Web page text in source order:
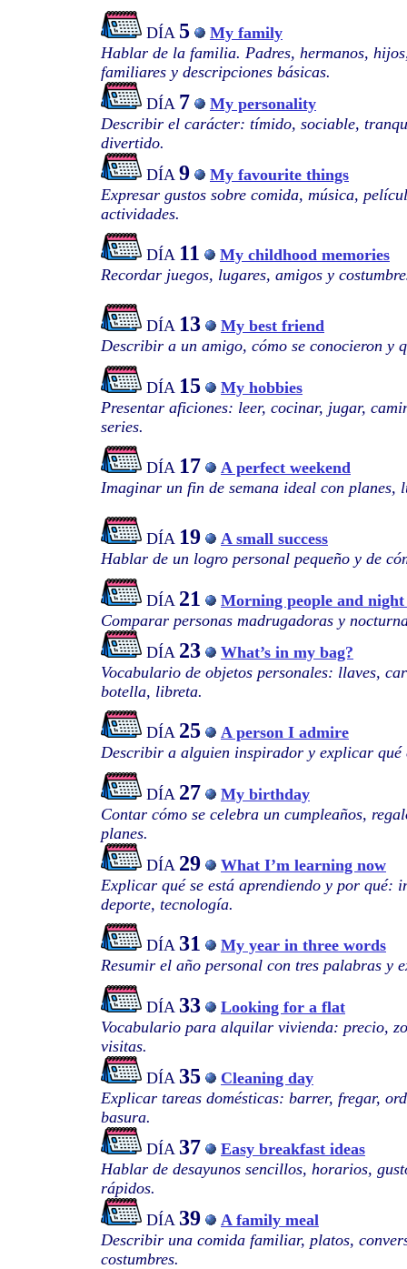
DÍA 5
My family
Hablar de la familia. Padres, hermanos,
familiares y descripciones básicas.
DÍA 7
My personality
Describir el carácter: tímido, sociable,
divertido.
DÍA 9
My favourite things
Expresar gustos sobre comida, música,
actividades.
DÍA 11
My childhood memories
Recordar juegos, lugares, amigos y
DÍA 13
My best friend
Describir a un amigo, cómo se conocieron y
DÍA 15
My hobbies
Presentar aficiones: leer, cocinar, jugar,
series.
DÍA 17
A perfect weekend
Imaginar un fin de semana ideal con planes,
DÍA 19
A small success
Hablar de un logro personal pequeño y de
DÍA 21
Morning people and night
Comparar personas madrugadoras y
DÍA 23
What’s in my bag?
Vocabulario de objetos personales: llaves,
botella, libreta.
DÍA 25
A person I admire
Describir a alguien inspirador y explicar qué
DÍA 27
My birthday
Contar cómo se celebra un cumpleaños,
planes.
DÍA 29
What I’m learning now
Explicar qué se está aprendiendo y por qué:
deporte, tecnología.
DÍA 31
My year in three words
Resumir el año personal con tres palabras y
DÍA 33
Looking for a flat
Vocabulario para alquilar vivienda: precio,
visitas.
DÍA 35
Cleaning day
Explicar tareas domésticas: barrer, fregar,
basura.
DÍA 37
Easy breakfast ideas
Hablar de desayunos sencillos, horarios,
rápidos.
DÍA 39
A family meal
Describir una comida familiar, platos,
costumbres.